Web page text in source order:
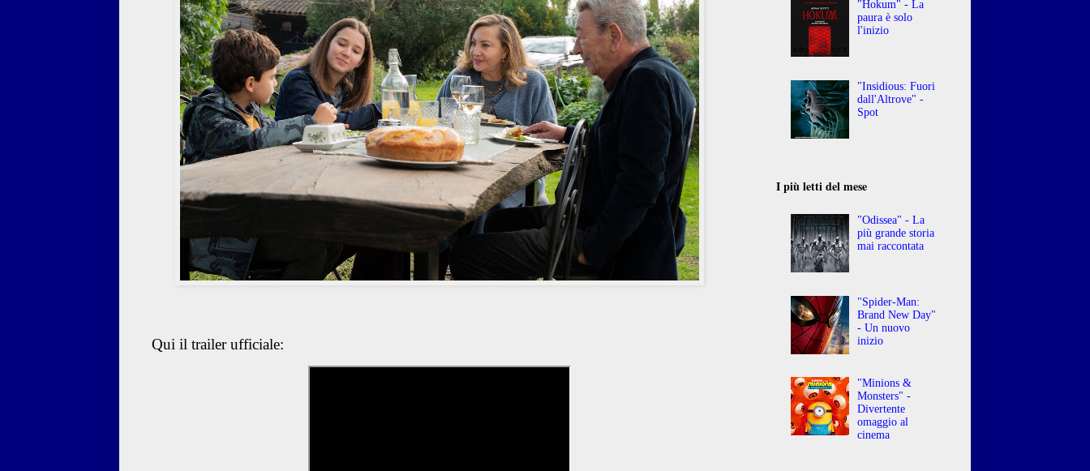
Qui il trailer ufficiale:
"Hokum" - La
paura è solo
l'inizio
"Insidious: Fuori
dall'Altrove" -
Spot
I più letti del mese
"Odissea" - La
più grande storia
mai raccontata
"Spider-Man:
Brand New Day"
- Un nuovo
inizio
"Minions &
Monsters" -
Divertente
omaggio al
cinema